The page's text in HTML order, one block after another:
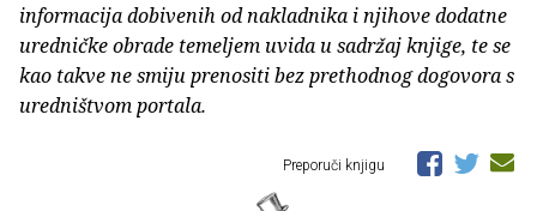
informacija dobivenih od nakladnika i njihove dodatne
uredničke obrade temeljem uvida u sadržaj knjige, te se
kao takve ne smiju prenositi bez prethodnog dogovora s
uredništvom portala.
Preporuči knjigu